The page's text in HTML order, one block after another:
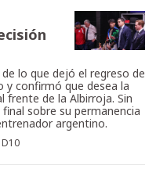
lo que dejó el regreso de
y confirmó que desea la
frente de la Albirroja. Sin
sobre su permanencia
argentino.